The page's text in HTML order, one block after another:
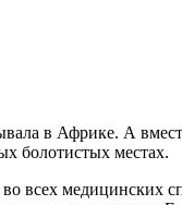
в Африке. А
болотистых местах.
медицинских